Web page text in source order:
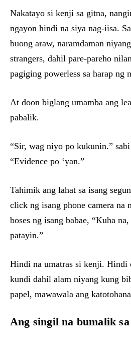
Nakatayo si kenji sa gitna,
ngayon hindi na siya nag-iisa.
buong araw, naramdaman
strangers, dahil pare-pareho
pagiging powerless sa harap ng
At doon biglang umamba ang
pabalik.
“Sir, wag niyo po kukunin.”
“Evidence po ‘yan.”
Tahimik ang lahat sa isang
click ng isang phone camera na
boses ng isang babae, “Kuha
patayin.”
Hindi na umatras si kenji. Hindi
kundi dahil alam niyang kung
papel, mawawala ang
Ang singil na bumalik